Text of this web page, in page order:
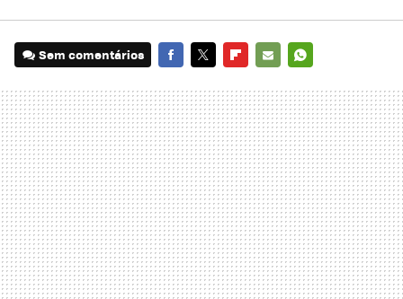
Sem comentários
MAIL